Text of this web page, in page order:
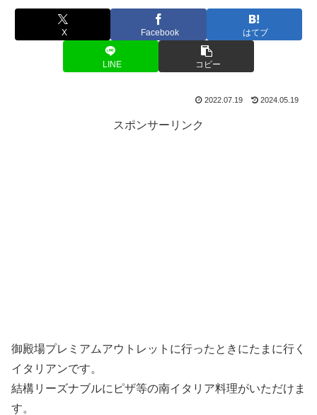
X Facebook はてブ
LINE コピー
2022.07.19 2024.05.19
スポンサーリンク
御殿場プレミアムアウトレットに行ったときにたまに行く
イタリアンです。
結構リーズナブルにピザ等の南イタリア料理がいただけま
す。